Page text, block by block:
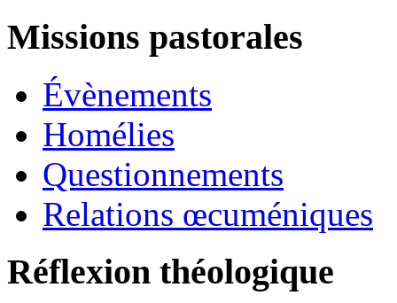
Missions pastorales
Évènements
Homélies
Questionnements
Relations œcuméniques
Réflexion théologique